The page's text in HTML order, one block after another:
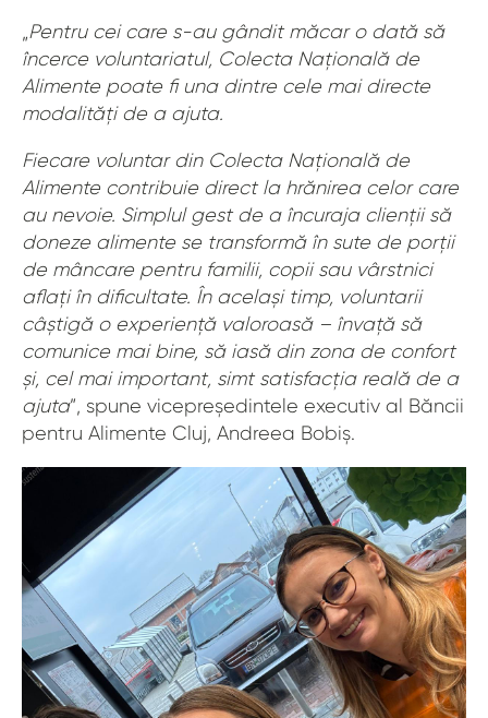
„Pentru cei care s-au gândit măcar o dată să
încerce voluntariatul, Colecta Națională de
Alimente poate fi una dintre cele mai directe
modalități de a ajuta.
Fiecare voluntar din Colecta Națională de
Alimente contribuie direct la hrănirea celor care
au nevoie. Simplul gest de a încuraja clienții să
doneze alimente se transformă în sute de porții
de mâncare pentru familii, copii sau vârstnici
aflați în dificultate. În același timp, voluntarii
câștigă o experiență valoroasă – învață să
comunice mai bine, să iasă din zona de confort
și, cel mai important, simt satisfacția reală de a
ajuta”, spune vicepreședintele executiv al Băncii
pentru Alimente Cluj, Andreea Bobiș.